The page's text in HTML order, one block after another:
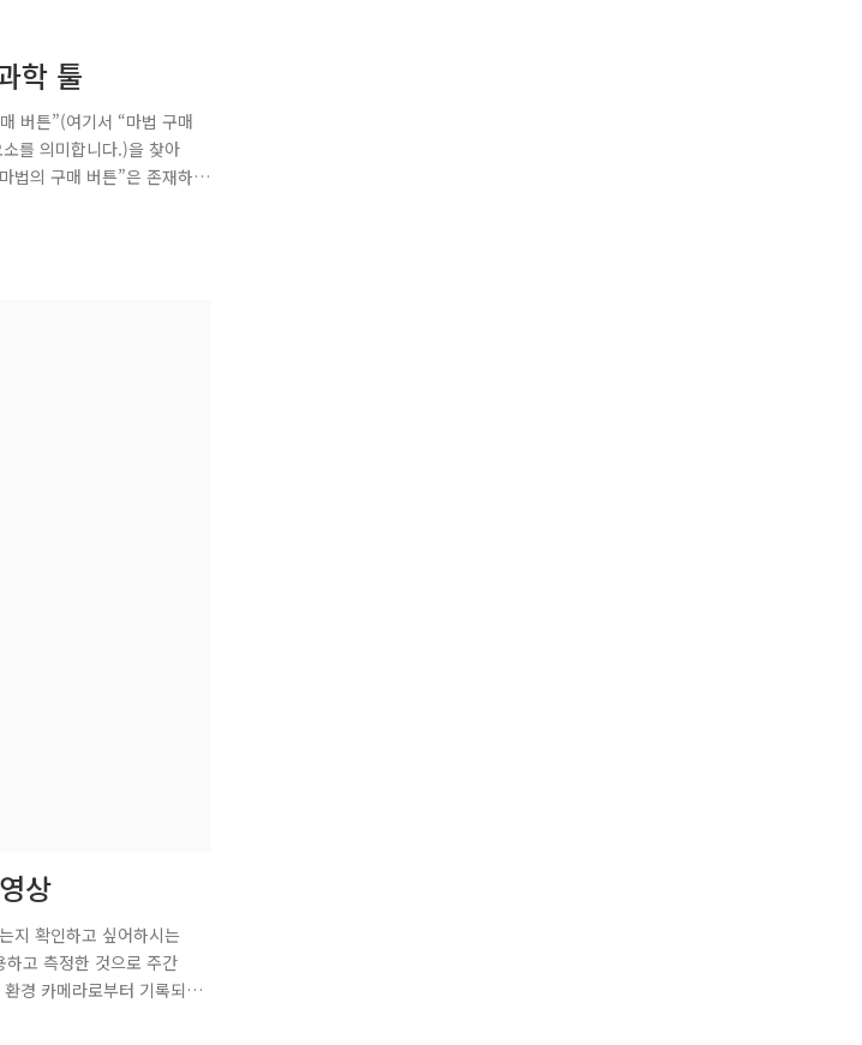
학 툴
버튼”(여기서 “마법 구매
를 의미합니다.)을 찾아
법의 구매 버튼”은 존재하
하다고 말합니다. 이 포스
매 행동을 이해하게 도
상
지 확인하고 싶어하시는
고 측정한 것으로 주간
경 카메라로부터 기록되
야간 주행 영상